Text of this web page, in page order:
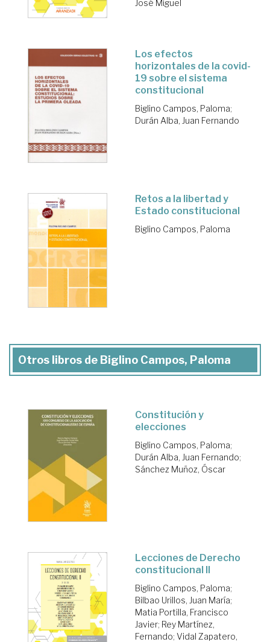
José Miguel
Los efectos
horizontales de la covid-
19 sobre el sistema
constitucional
Biglino Campos, Paloma;
Durán Alba, Juan Fernando
Retos a la libertad y
Estado constitucional
Biglino Campos, Paloma
Otros libros de Biglino Campos, Paloma
Constitución y
elecciones
Biglino Campos, Paloma;
Durán Alba, Juan Fernando;
Sánchez Muñoz, Óscar
Lecciones de Derecho
constitucional II
Biglino Campos, Paloma;
Bilbao Urillos, Juan María;
Matia Portilla, Francisco
Javier; Rey Martínez,
Fernando; Vidal Zapatero,